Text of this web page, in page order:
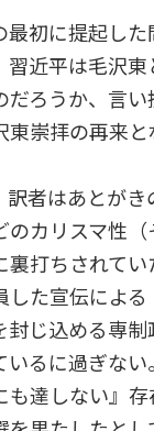
初に提起した
習近平は毛沢東
だろうか、言
崇拝の再来と
者はあとがき
のカリスマ性
裏打ちされて
した宣伝によ
じ込める専制
いるに過ぎな
も達しない』存